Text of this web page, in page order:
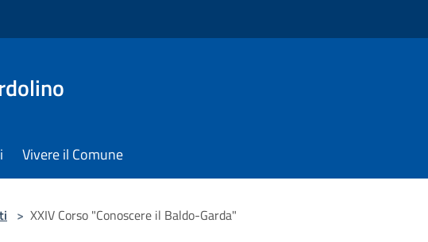
Vivere il Comune
> XXIV Corso "Conoscere il Baldo-Garda"